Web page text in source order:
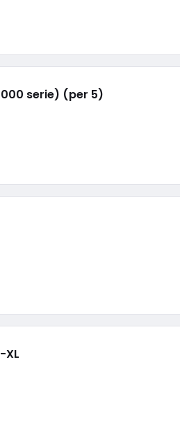
serie) (per 5)
XL